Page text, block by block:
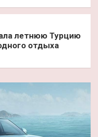
летнюю Турцию
отдыха